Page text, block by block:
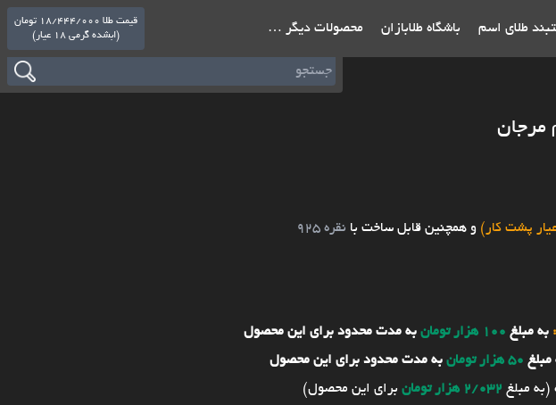
طلای اسم باشگاه طلابازان محصولات دیگر …
قیمت طلا 18/444/000 تومان
(ابشده گرمی 18 عیار)
مرجان
و همچنین قابل ساخت با نقره 925
به مبلغ 100 هزار تومان
به مدت محدود برای این محصول
مبلغ 50 هزار تومان
به مدت محدود برای این محصول
2/032 هزار تومان
برای این محصول)